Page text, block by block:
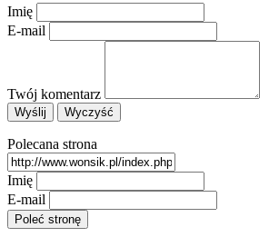
Imię
E-mail
Twój komentarz
Polecana strona
Imię
E-mail